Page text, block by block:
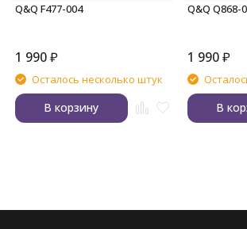
Q&Q F477-004
1 990₽
Осталось несколько штук
В корзину
Q&Q Q868-
1 990 ₽
В